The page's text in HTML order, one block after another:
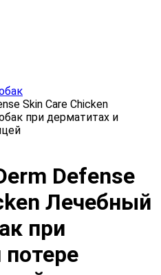
Skin Care Chicken
при дерматитах и
Defense
Лечебный
при